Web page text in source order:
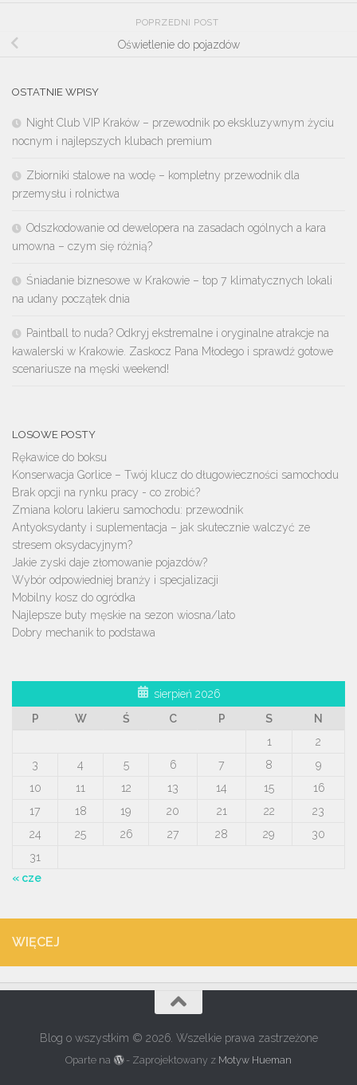
POPRZEDNI POST
Oświetlenie do pojazdów
OSTATNIE WPISY
Night Club VIP Kraków – przewodnik po ekskluzywnym życiu
nocnym i najlepszych klubach premium
Zbiorniki stalowe na wodę – kompletny przewodnik dla
przemysłu i rolnictwa
Odszkodowanie od dewelopera na zasadach ogólnych a kara
umowna – czym się różnią?
Śniadanie biznesowe w Krakowie – top 7 klimatycznych lokali
na udany początek dnia
Paintball to nuda? Odkryj ekstremalne i oryginalne atrakcje na
kawalerski w Krakowie. Zaskocz Pana Młodego i sprawdź gotowe
scenariusze na męski weekend!
LOSOWE POSTY
Rękawice do boksu
Konserwacja Gorlice – Twój klucz do długowieczności samochodu
Brak opcji na rynku pracy - co zrobić?
Zmiana koloru lakieru samochodu: przewodnik
Antyoksydanty i suplementacja – jak skutecznie walczyć ze
stresem oksydacyjnym?
Jakie zyski daje złomowanie pojazdów?
Wybór odpowiedniej branży i specjalizacji
Mobilny kosz do ogródka
Najlepsze buty męskie na sezon wiosna/lato
Dobry mechanik to podstawa
sierpień 2026
P
W Ś C P S
N
1
2
3
4 5 6 7 8
9
10
11 12 13 14 15
16
17
18 19 20 21 22
23
24
25 26 27 28 29
30
31
« cze
WIĘCEJ
Blog o wszystkim © 2026. Wszelkie prawa zastrzeżone
Oparte na - Zaprojektowany z Motyw Hueman